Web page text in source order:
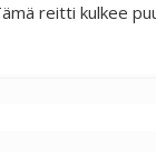
reitti kulkee